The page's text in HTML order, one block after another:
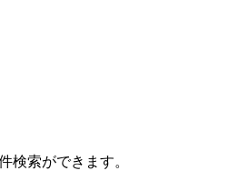
検索ができます。